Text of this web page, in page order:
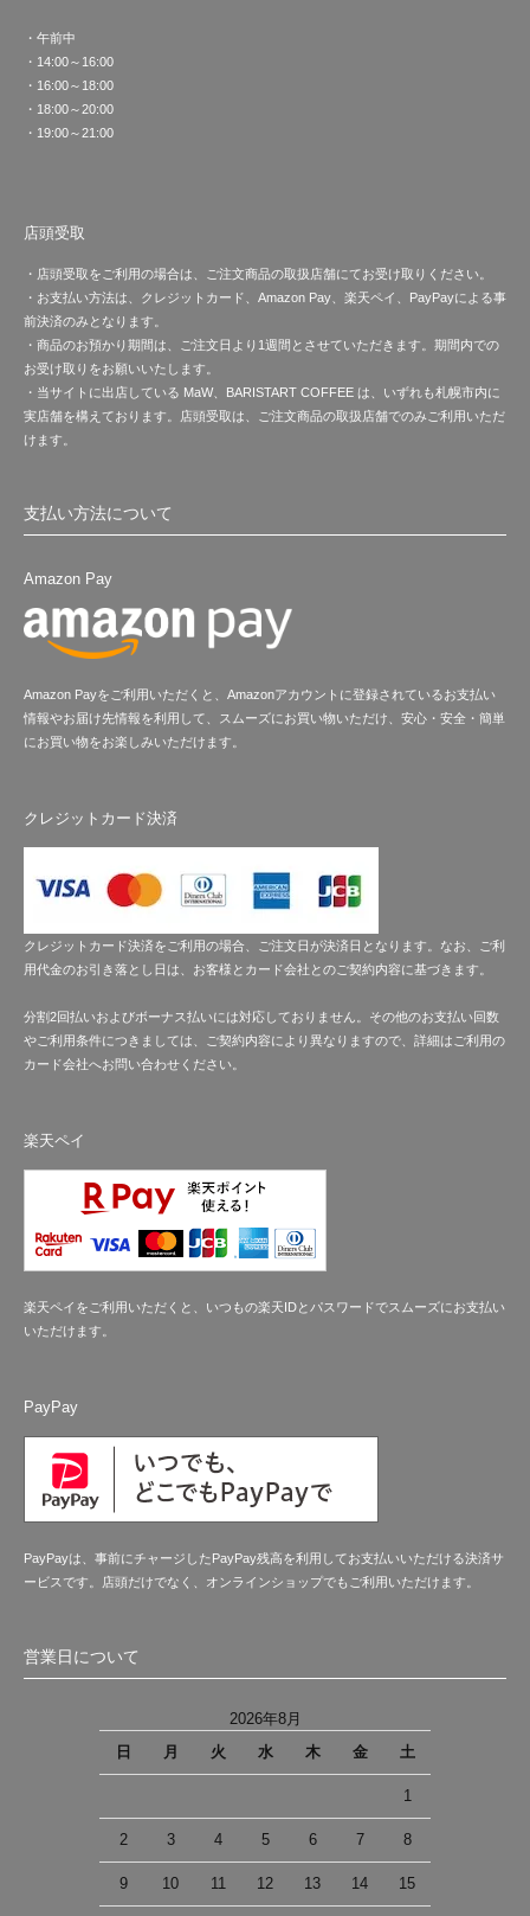
・午前中
・14:00～16:00
・16:00～18:00
・18:00～20:00
・19:00～21:00
店頭受取
・店頭受取をご利用の場合は、ご注文商品の取扱店舗にてお受け取りください。
・お支払い方法は、クレジットカード、Amazon Pay、楽天ペイ、PayPayによる事
前決済のみとなります。
・商品のお預かり期間は、ご注文日より1週間とさせていただきます。期間内での
お受け取りをお願いいたします。
・当サイトに出店している MaW、BARISTART COFFEE は、いずれも札幌市内に
実店舗を構えております。店頭受取は、ご注文商品の取扱店舗でのみご利用いただ
けます。
支払い方法について
Amazon Pay
Amazon Payをご利用いただくと、Amazonアカウントに登録されているお支払い
情報やお届け先情報を利用して、スムーズにお買い物いただけ、安心・安全・簡単
にお買い物をお楽しみいただけます。
クレジットカード決済
クレジットカード決済をご利用の場合、ご注文日が決済日となります。なお、ご利
用代金のお引き落とし日は、お客様とカード会社とのご契約内容に基づきます。
分割2回払いおよびボーナス払いには対応しておりません。その他のお支払い回数
やご利用条件につきましては、ご契約内容により異なりますので、詳細はご利用の
カード会社へお問い合わせください。
楽天ペイ
楽天ペイをご利用いただくと、いつもの楽天IDとパスワードでスムーズにお支払い
いただけます。
PayPay
PayPayは、事前にチャージしたPayPay残高を利用してお支払いいただける決済サ
ービスです。店頭だけでなく、オンラインショップでもご利用いただけます。
営業日について
2026年8月
日
月 火 水 木 金 土
1
2 3 4 5 6 7 8
9 10 11 12 13 14 15